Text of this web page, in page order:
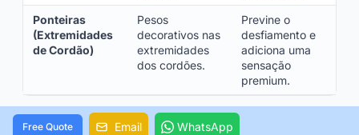
Ponteiras
(Extremidades
de Cordão)
Pesos
decorativos nas
extremidades
dos cordões.
Previne o
desfiamento e
adiciona uma
sensação
premium.
Dica Profissional: Para pedidos em grande volume
Free Quote Email WhatsApp